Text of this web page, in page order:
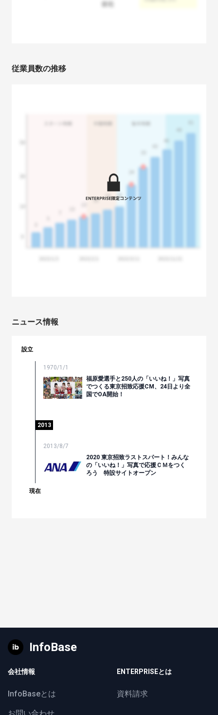
従業員数の推移
ニュース情報
設立
1970/1/1
福原愛選手と250人の「いいね！」写真
でつくる東京招致応援CM、24日より全
国でOA開始！
2013
2013/8/7
2020 東京招致ラストスパート！みんな
の「いいね！」写真で応援ＣＭをつく
ろう 特設サイトオープン
現在
InfoBase
会社情報
InfoBaseとは
ENTERPRISEとは
資料請求